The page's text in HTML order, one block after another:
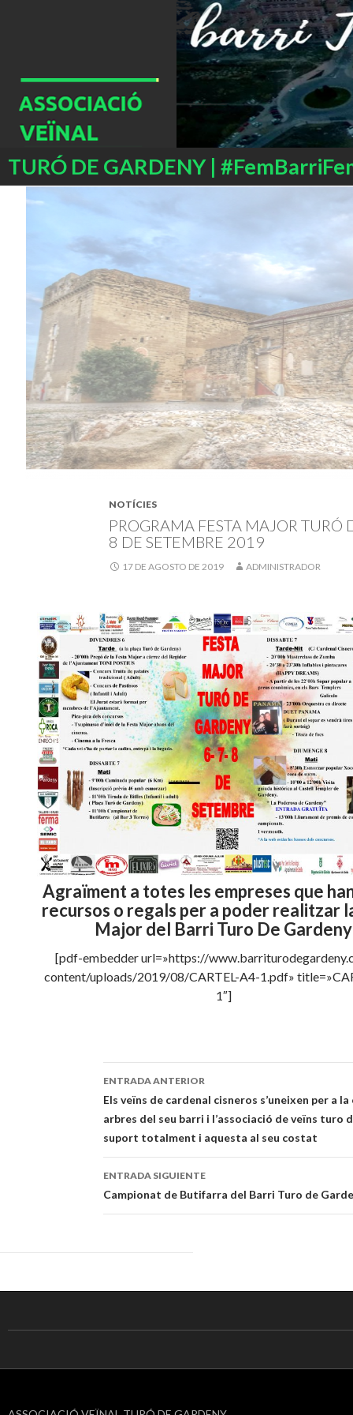
TURÓ DE GARDENY |
Buscar
NOTÍCIES
PROGRAMA FESTA MAJOR TURÓ
8 DE SETEMBRE 2019
17 DE AGOSTO DE 2019 ADMINISTRADOR
Agraïment a totes les empreses que
recursos o regals per a poder realitzar
Major del Barri Turo De Gardeny
[pdf-embedder url=»https://
content/uploads/2019/08/CARTEL-A4-1.pdf»
1″]
Navegación
de
entradas
ENTRADA ANTERIOR
Els veïns de cardenal cisneros s’uneixen per a
arbres del seu barri i l’associació de veïns turo
suport totalment i aquesta al seu costat
ENTRADA SIGUIENTE
Campionat de Butifarra del Barri Turo de